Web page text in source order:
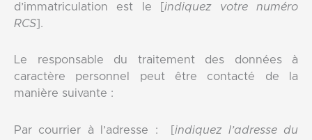
d’immatriculation est le [indiquez votre numéro
RCS ].
Le responsable du traitement des données à
caractère personnel peut être contacté de la
manière suivante :
Par courrier à l’adresse : [indiquez l’adresse du